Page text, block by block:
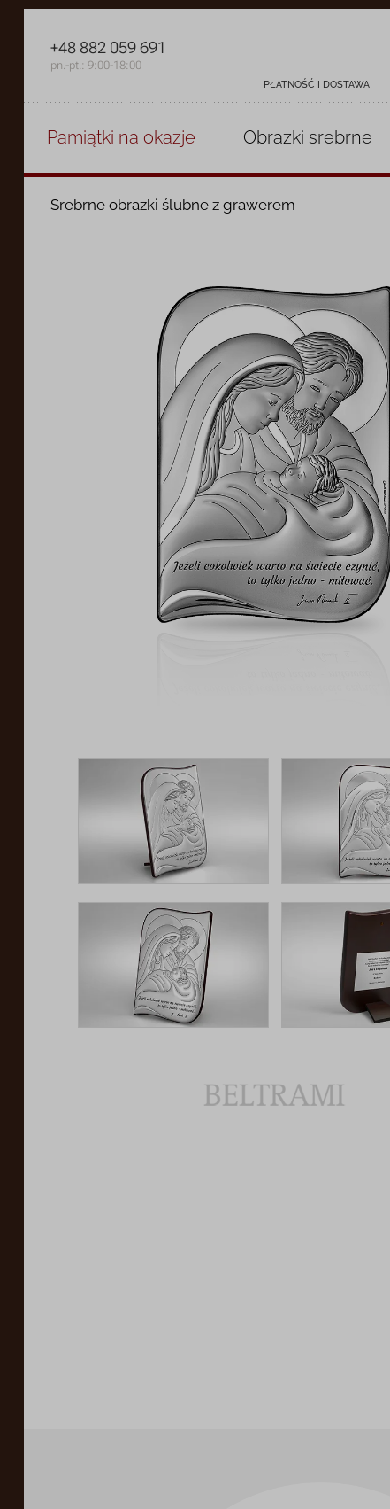
PŁATNOŚĆ I DOSTAWA
+48 882 059 691
pn.-pt.: 9:00-18:00
Pamiątki na okazje Obrazki srebrne
Srebrne obrazki ślubne z grawerem